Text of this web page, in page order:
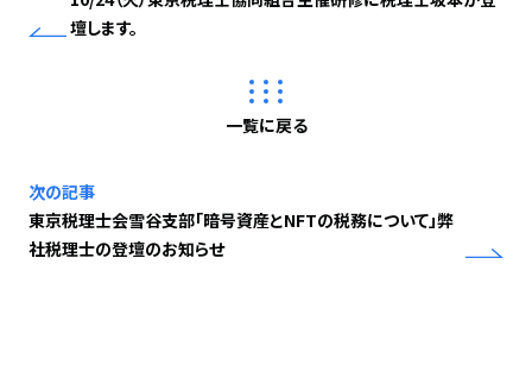
壇します。
一覧に戻る
次の記事
東京税理士会雪谷支部「暗号資産とNFTの税務について」弊
社税理士の登壇のお知らせ